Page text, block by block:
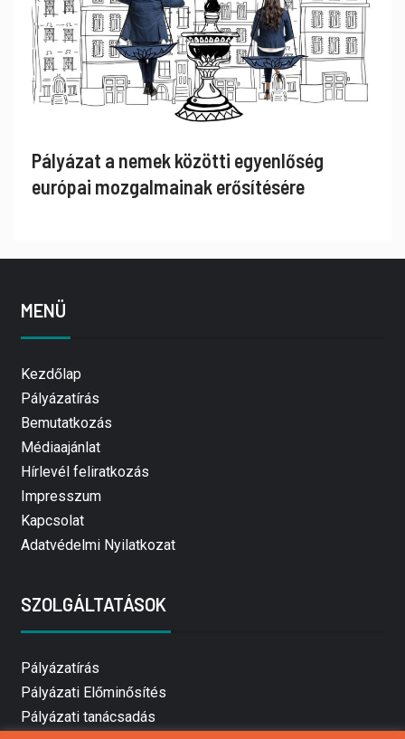
Pályázat a nemek közötti egyenlőség
európai mozgalmainak erősítésére
MENÜ
Kezdőlap
Pályázatírás
Bemutatkozás
Médiaajánlat
Hírlevél feliratkozás
Impresszum
Kapcsolat
Adatvédelmi Nyilatkozat
SZOLGÁLTATÁSOK
Pályázatírás
Pályázati Előminősítés
Pályázati tanácsadás